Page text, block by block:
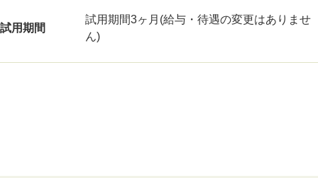
試用期間
試用期間3ヶ月(給与・待遇の変更はありませ
ん)